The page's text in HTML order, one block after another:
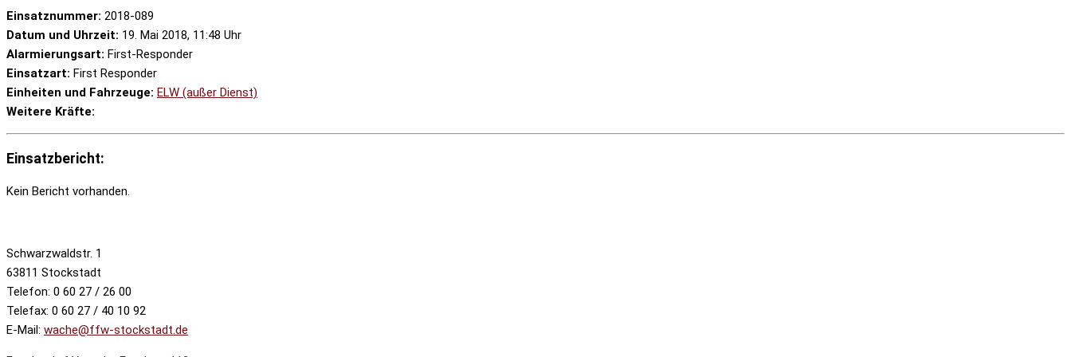
Einsatznummer: 2018-089
Datum und Uhrzeit: 19. Mai 2018, 11:48 Uhr
Alarmierungsart: First-Responder
Einsatzart: First Responder
Einheiten und Fahrzeuge: ELW (außer Dienst)
Weitere Kräfte:
Einsatzbericht:
Kein Bericht vorhanden.
Schwarzwaldstr. 1
63811 Stockstadt
Telefon: 0 60 27 / 26 00
Telefax: 0 60 27 / 40 10 92
E-Mail: wache@ffw-stockstadt.de